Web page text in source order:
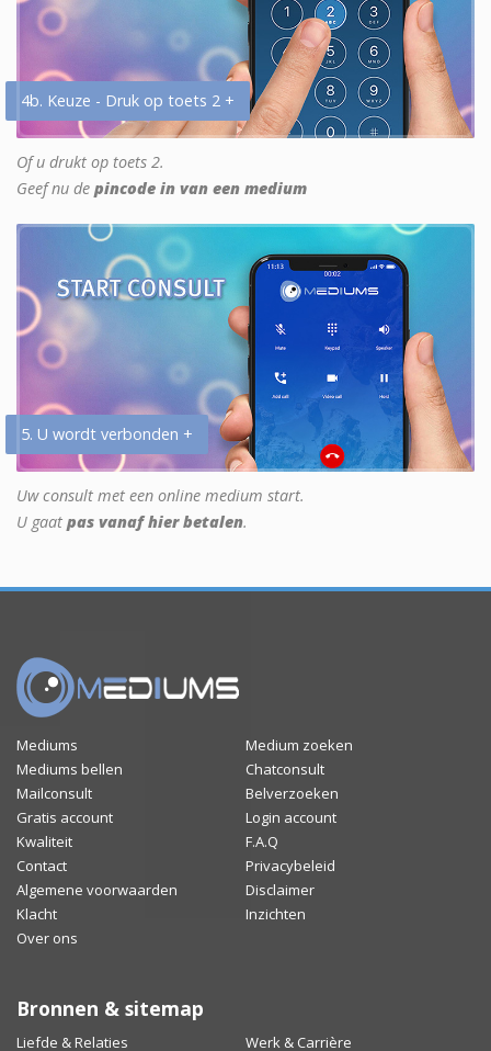
4b. Keuze - Druk op toets 2 +
Of u drukt op toets 2.
Geef nu de pincode in van een medium
5. U wordt verbonden +
Uw consult met een online medium start.
U gaat pas vanaf hier betalen.
Mediums
Medium zoeken
Mediums bellen
Chatconsult
Mailconsult
Belverzoeken
Gratis account
Login account
Kwaliteit
F.A.Q
Contact
Privacybeleid
Algemene voorwaarden
Disclaimer
Klacht
Inzichten
Over ons
Bronnen & sitemap
Liefde & Relaties Werk & Carrière